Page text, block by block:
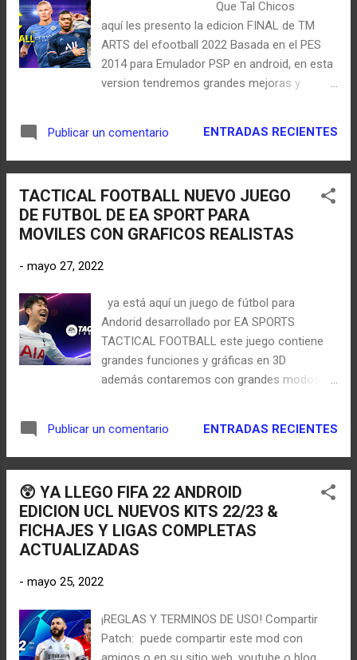
Que Tal Chicos
aquí les presento la edicion FINAL de TM
ARTS del efootball 2022 Basada en el PES
2014 para Emulador PSP en android, en esta
version tendremos grandes mejoras y
de la version Final -Fichajes de invierno -
Estadiumserver para la mayoría de los
datos interna, para jugar multijugador con
fichajes actualizados -Liga de Campeones
de la UEFA 2021-2022 -Pelotas, kits, minikits,
¡NUEVOS DISEÑO ESTILO PES 2022! Chicos
imágenes muy épicas con colores nuevos y
cada ventana del juego muy bien editada,
para que ustedes tengan una experiencia
super agradable y muy similar al PES 2022
Publicar un comentario ENTRADAS RECIENTES
TACTICAL FOOTBALL NUEVO JUEGO
DE FUTBOL DE EA SPORT PARA
MOVILES CON GRAFICOS REALISTAS
- mayo 27, 2022
ya está aquí un juego de fútbol para
Andorid desarrollado por EA SPORTS
TACTICAL FOOTBALL este juego contiene
grandes funciones y gráficas en 3D
además contaremos con grandes modos de
futbolisticas que un equipo de fútbol puede
tener en un partido y su modo de jugar es
¡MODOS DE JUEGO COMPETITIVOS!
Tendremos modos de juegos muy
entretenidos y realistas que podremos
simular muchas competiciones como las
eventos en tiempo real También contaremos
ranking ¡GRAFICOS 3D Y JUGABILIDAD
REALISTA! Los gráficos del juego son un
Publicar un comentario ENTRADAS RECIENTES
😲 YA LLEGO FIFA 22 ANDROID
EDICION UCL NUEVOS KITS 22/23 &
FICHAJES Y LIGAS COMPLETAS
ACTUALIZADAS
- mayo 25, 2022
¡REGLAS Y TERMINOS DE USO! Compartir
Patch: puede compartir este mod con